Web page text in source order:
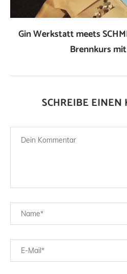
Gin Werkstatt meets
Brennkurs
SCHREIBE EINEN